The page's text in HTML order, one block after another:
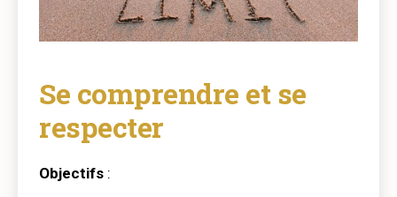
Se comprendre et se
respecter
Objectifs :